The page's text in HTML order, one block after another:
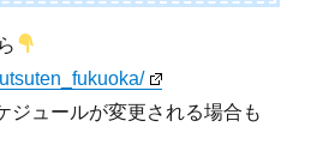
ュールが変更される場合も